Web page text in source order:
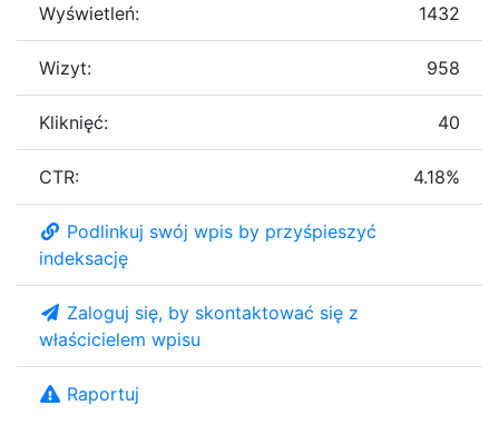
Wyświetleń: 1432
Wizyt: 958
Kliknięć: 40
CTR: 4.18%
Podlinkuj swój wpis by przyśpieszyć
indeksację
Zaloguj się, by skontaktować się z
właścicielem wpisu
Raportuj